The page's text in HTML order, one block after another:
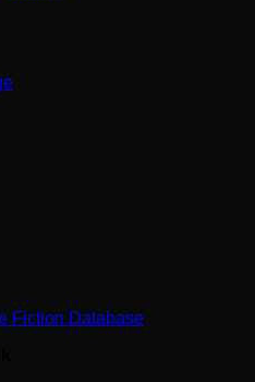
Fiction Database